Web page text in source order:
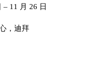
– 11 月 26 日
，迪拜